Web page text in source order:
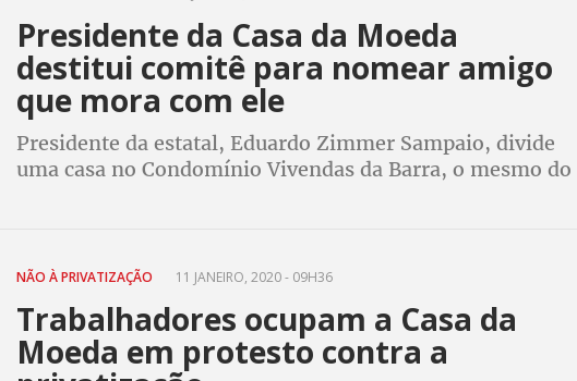
Presidente da Casa da Moeda
destitui comitê para nomear amigo
que mora com ele
Presidente da estatal, Eduardo Zimmer Sampaio, divide
uma casa no Condomínio Vivendas da Barra, o mesmo do
NÃO À PRIVATIZAÇÃO 11 JANEIRO, 2020 - 09H36
Trabalhadores ocupam a Casa da
Moeda em protesto contra a